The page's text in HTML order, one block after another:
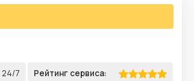
24/7 Рейтинг сервиса: